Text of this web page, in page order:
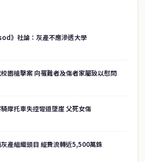
》社論：灰產不應滲透大學
園槍擊案 向罹難者及傷者家屬致以慰問
摩托車失控彎道墜崖 父死女傷
產組織頭目 經費流轉近5,500萬銖